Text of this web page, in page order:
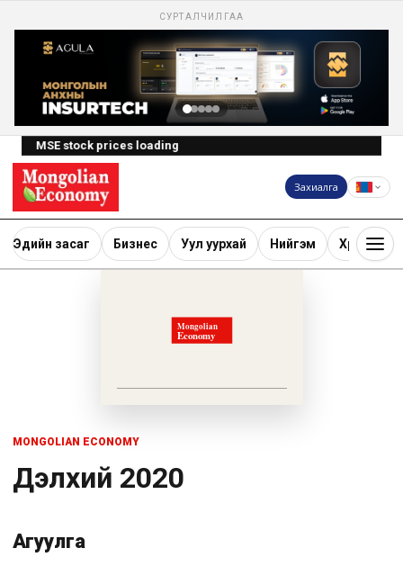
СУРТАЛЧИЛГАА
MSE stock prices loading
Захиалга
Эдийн засаг Бизнес Уул уурхай Нийгэм Хөрөнгө
MONGOLIAN ECONOMY
Дэлхий 2020
Агуулга